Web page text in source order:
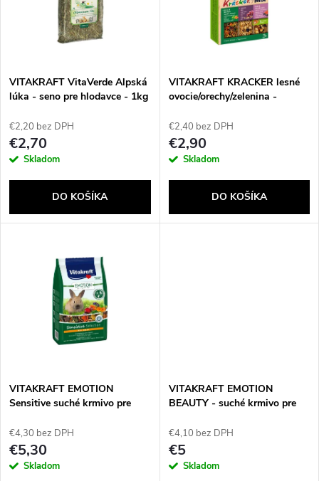
e
p
r
d
o
v
s
p
r
o
d
v
VITAKRAFT VitaVerde Alpská
lúka - seno pre hlodavce - 1kg
€2,20 bez DPH
€2,70
Skladom
DO KOŠÍKA
VITAKRAFT KRACKER lesné
ovocie/orechy/zelenina -
€2,40 bez DPH
€2,90
Skladom
DO KOŠÍKA
VITAKRAFT EMOTION
Sensitive suché krmivo pre
€4,30 bez DPH
€5,30
Skladom
VITAKRAFT EMOTION
BEAUTY - suché krmivo pre
€4,10 bez DPH
€5
Skladom